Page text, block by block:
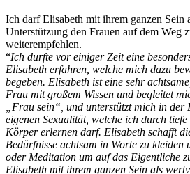
Ich darf Elisabeth mit ihrem ganzen Sein
Unterstützung den Frauen auf dem Weg
weiterempfehlen.
“Ich durfte vor einiger Zeit eine
Elisabeth erfahren, welche mich dazu
begeben. Elisabeth ist eine sehr
Frau mit großem Wissen und begleitet
„Frau sein“, und unterstützt mich in
eigenen Sexualität, welche ich durch
Körper erlernen darf. Elisabeth schafft
Bedürfnisse achtsam in Worte zu
oder Meditation um auf das Eigentliche
Elisabeth mit ihrem ganzen Sein als